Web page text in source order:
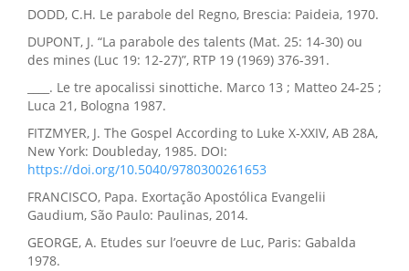
DODD, C.H. Le parabole del Regno, Brescia: Paideia, 1970.
DUPONT, J. “La parabole des talents (Mat. 25: 14-30) ou
des mines (Luc 19: 12-27)”, RTP 19 (1969) 376-391.
____. Le tre apocalissi sinottiche. Marco 13 ; Matteo 24-25 ;
Luca 21, Bologna 1987.
FITZMYER, J. The Gospel According to Luke X-XXIV, AB 28A,
New York: Doubleday, 1985. DOI:
https://doi.org/10.5040/9780300261653
FRANCISCO, Papa. Exortação Apostólica Evangelii
Gaudium, São Paulo: Paulinas, 2014.
GEORGE, A. Etudes sur l’oeuvre de Luc, Paris: Gabalda
1978.